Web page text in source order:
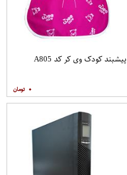
پیشبند کودک وی کر کد A805
۰